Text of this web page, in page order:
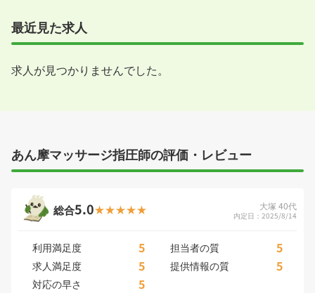
最近見た求人
求人が見つかりませんでした。
あん摩マッサージ指圧師の評価・レビュー
総合5.0 大塚 40代
内定日：2025/8/14
利用満足度 5 担当者の質 5
求人満足度 5 提供情報の質 5
対応の早さ 5